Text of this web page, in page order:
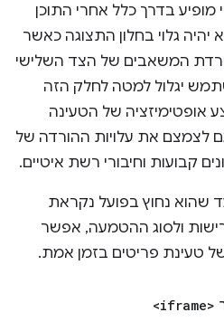
בדרך כלל אחרי התוכן
יהיה גלוי בחלון התצוגה כאשר
המשאבים של הצד השלישי
יגלול למטה לחלק הזה
של הטעינה
לצמצם את עלויות ההורדה של
קבועות וחיבורי רשת איטיים.
שהוא נחוץ בפועל נקראת
ולסוג ההטמעה, אפשר
טעינת פריטים בזמן אמת.
<iframe>